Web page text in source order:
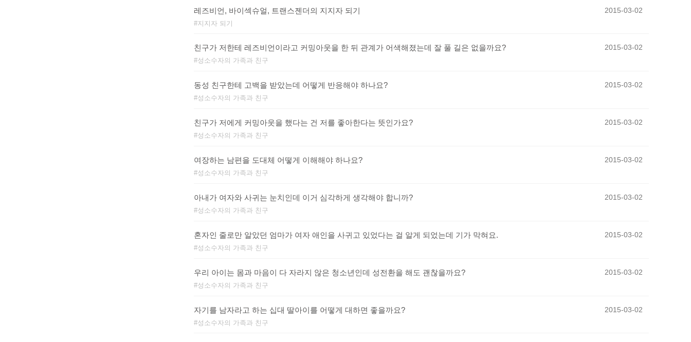
레즈비언, 바이섹슈얼, 트랜스젠더의 지지자 되기
지지자 되기
2015-03-02
친구가 저한테 레즈비언이라고 커밍아웃을 한 뒤 관계가 어색해졌는데 잘 풀 길은 없을까요?
성소수자의 가족과 친구
2015-03-02
동성 친구한테 고백을 받았는데 어떻게 반응해야 하나요?
성소수자의 가족과 친구
2015-03-02
친구가 저에게 커밍아웃을 했다는 건 저를 좋아한다는 뜻인가요?
성소수자의 가족과 친구
2015-03-02
여장하는 남편을 도대체 어떻게 이해해야 하나요?
성소수자의 가족과 친구
2015-03-02
아내가 여자와 사귀는 눈치인데 이거 심각하게 생각해야 합니까?
성소수자의 가족과 친구
2015-03-02
혼자인 줄로만 알았던 엄마가 여자 애인을 사귀고 있었다는 걸 알게 되었는데 기가 막혀요.
성소수자의 가족과 친구
2015-03-02
우리 아이는 몸과 마음이 다 자라지 않은 청소년인데 성전환을 해도 괜찮을까요?
성소수자의 가족과 친구
2015-03-02
자기를 남자라고 하는 십대 딸아이를 어떻게 대하면 좋을까요?
성소수자의 가족과 친구
2015-03-02